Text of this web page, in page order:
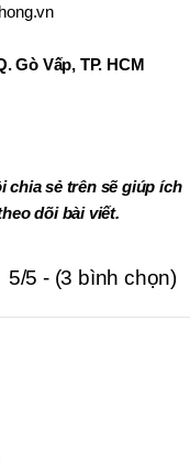
Gò Vấp, TP. HCM
sẻ trên sẽ giúp ích
dõi bài viết.
5/5 - (3 bình chọn)